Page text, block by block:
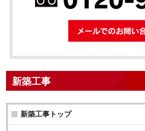
新築工事
新築工事トップ